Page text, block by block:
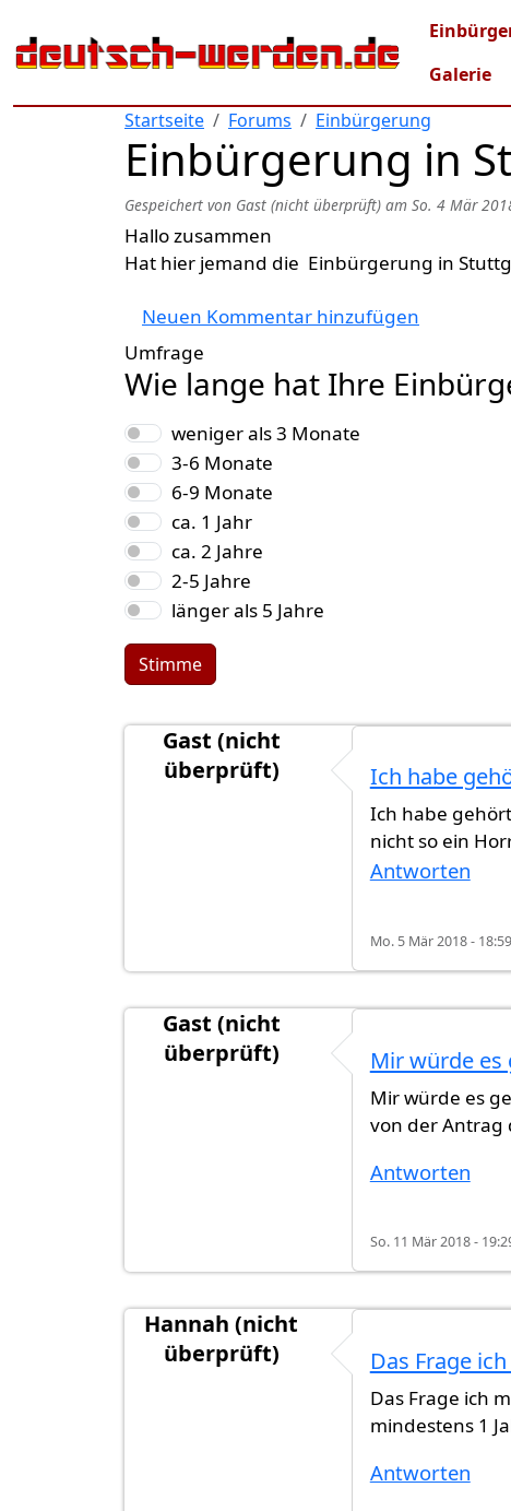
Galerie
Startseite
Forums Einbürgerung
Einbürgerung in
Gespeichert von Gast (nicht überprüft) am So. 4 Mär
Hallo zusammen
Hat hier jemand die Einbürgerung in
Neuen Kommentar hinzufügen
Umfrage
Wie lange hat Ihre
Auswahlmöglichkeiten
weniger als 3 Monate
3-6 Monate
6-9 Monate
ca. 1 Jahr
ca. 2 Jahre
2-5 Jahre
länger als 5 Jahre
Stimme
Gast (nicht
überprüft)
Ich habe
Ich habe
nicht so ein
Antworten
Mo. 5 Mär 2018 - 18:59
Gast (nicht
überprüft)
Mir würde es
Mir würde es
von der Antrag
Antworten
So. 11 Mär 2018 -
Hannah (nicht
überprüft)
Das Frage
Das Frage ich
mindestens 1
Antworten